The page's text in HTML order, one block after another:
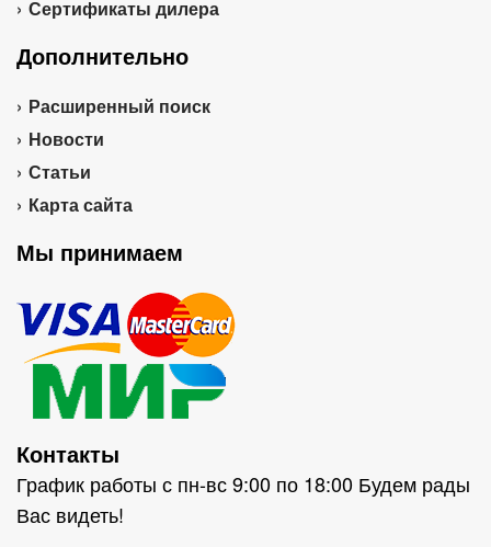
Сертификаты дилера
Дополнительно
Расширенный поиск
Новости
Статьи
Карта сайта
Мы принимаем
Контакты
График работы с пн-вс 9:00 по 18:00 Будем рады
Вас видеть!